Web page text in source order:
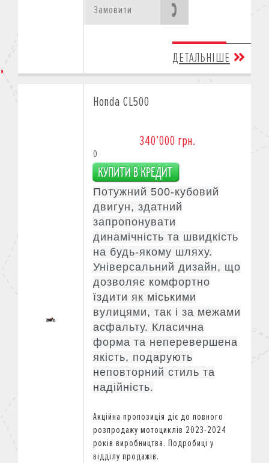
Замовити
ДЕТАЛЬНІШЕ
Honda CL500
340’000 грн.
0
Потужний 500-кубовий
двигун, здатний
запропонувати
динамічність та швидкість
на будь-якому шляху.
Універсальний дизайн, що
дозволяє комфортно
їздити як міськими
вулицями, так і за межами
асфальту. Класична
форма та неперевершена
якість, подарують
неповторний стиль та
надійність.
Акційна пропозиція діє до повного
розпродажу мотоциклів 2023-2024
років виробництва. Подробиці у
відділу продажів.